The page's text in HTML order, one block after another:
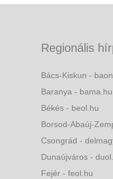
Regionális
Bács-Kiskun -
Baranya - bama.hu
Békés - beol.hu
Borsod-Abaúj-
Csongrád -
Dunaújváros -
Fejér - feol.hu